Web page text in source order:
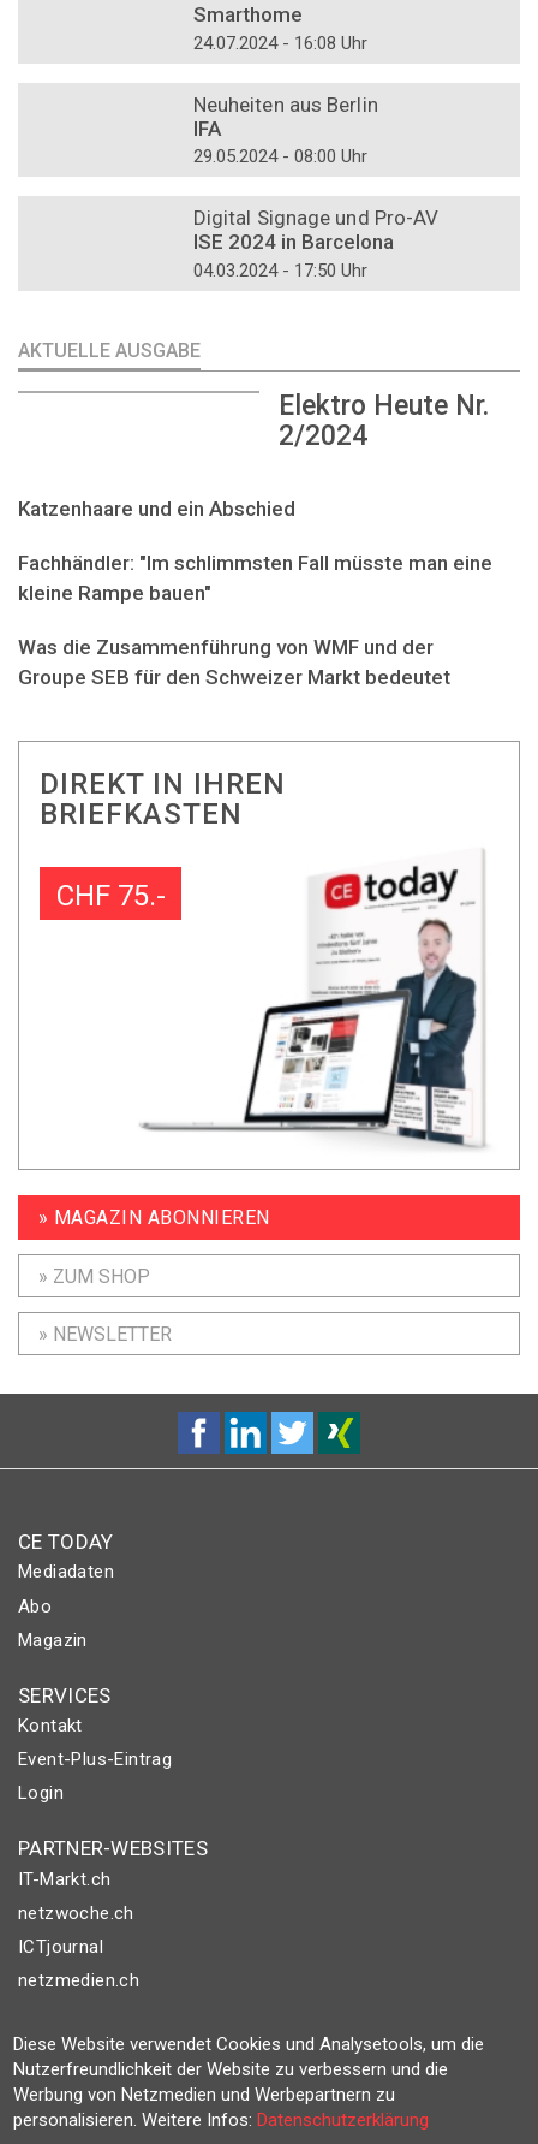
Smarthome
24.07.2024 - 16:08 Uhr
Neuheiten aus Berlin
IFA
29.05.2024 - 08:00 Uhr
Digital Signage und Pro-AV
ISE 2024 in Barcelona
04.03.2024 - 17:50 Uhr
AKTUELLE AUSGABE
Elektro Heute Nr.
2/2024
Katzenhaare und ein Abschied
Fachhändler: "Im schlimmsten Fall müsste man eine
kleine Rampe bauen"
Was die Zusammenführung von WMF und der
Groupe SEB für den Schweizer Markt bedeutet
DIREKT IN IHREN
BRIEFKASTEN
CHF 75.-
» MAGAZIN ABONNIEREN
» ZUM SHOP
» NEWSLETTER
CE TODAY
Mediadaten
Abo
Magazin
SERVICES
Kontakt
Event-Plus-Eintrag
Login
PARTNER-WEBSITES
IT-Markt.ch
netzwoche.ch
ICTjournal
netzmedien.ch
© NETZMEDIEN AG 2026
Impressum
AGB
Diese Website verwendet Cookies und Analysetools, um die
Nutzerfreundlichkeit der Website zu verbessern und die
Werbung von Netzmedien und Werbepartnern zu
personalisieren. Weitere Infos:Datenschutzerklärung